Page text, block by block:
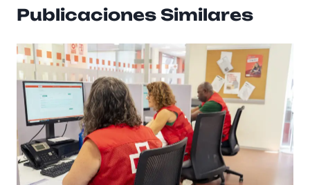
Publicaciones Similares